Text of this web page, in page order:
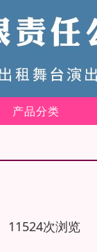
产品分类
次浏览